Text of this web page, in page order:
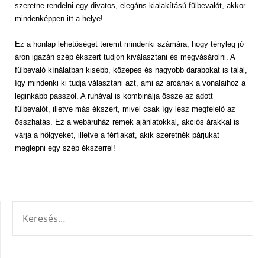
szeretne rendelni egy divatos, elegáns kialakítású fülbevalót, akkor
mindenképpen itt a helye!
Ez a honlap lehetőséget teremt mindenki számára, hogy tényleg jó
áron igazán szép ékszert tudjon kiválasztani és megvásárolni. A
fülbevaló kínálatban kisebb, közepes és nagyobb darabokat is talál,
így mindenki ki tudja választani azt, ami az arcának a vonalaihoz a
leginkább passzol. A ruhával is kombinálja össze az adott
fülbevalót, illetve más ékszert, mivel csak így lesz megfelelő az
összhatás. Ez a webáruház remek ajánlatokkal, akciós árakkal is
várja a hölgyeket, illetve a férfiakat, akik szeretnék párjukat
meglepni egy szép ékszerrel!